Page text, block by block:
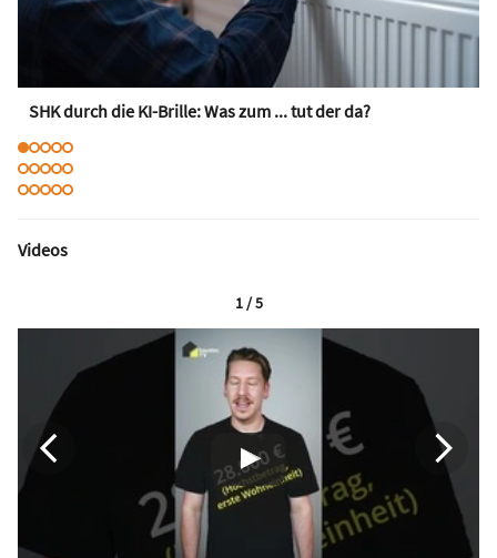
SHK durch die KI-Brille: Was zum ... tut der da?
Videos
1 / 5